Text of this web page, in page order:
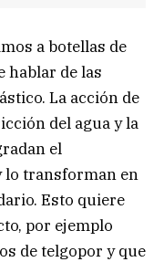
a botellas de
hablar de las
La acción de
del agua y la
el
lo transforman en
Esto quiere
por ejemplo
de telgopor y que